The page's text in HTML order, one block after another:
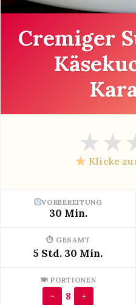
Cremiger
★★
Klicke
VORBEREITUNG
30 Min.
⏱ GESAMT
5 Std. 30 Min.
🍽 PORTIONEN
− 8 +